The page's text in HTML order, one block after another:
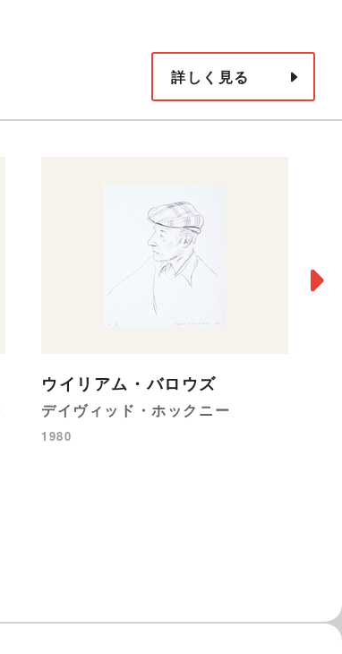
詳しく見る
ウイリアム・バロウズ
デイヴィッド・ホックニー
1980